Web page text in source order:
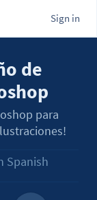
Sign in
de
para
Spanish